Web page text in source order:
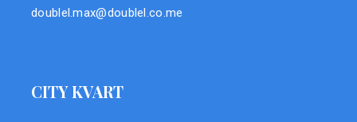
doublel.max@doublel.co.me
CITY KVART